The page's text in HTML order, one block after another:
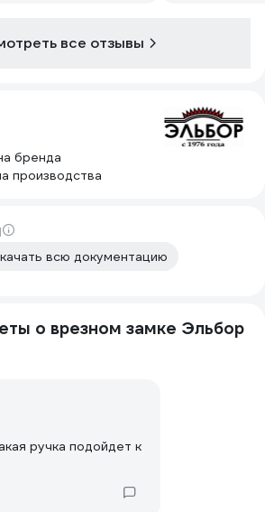
все отзывы
бренда
производства
всю документацию
о врезном замке Эльбор
ручка подойдет к